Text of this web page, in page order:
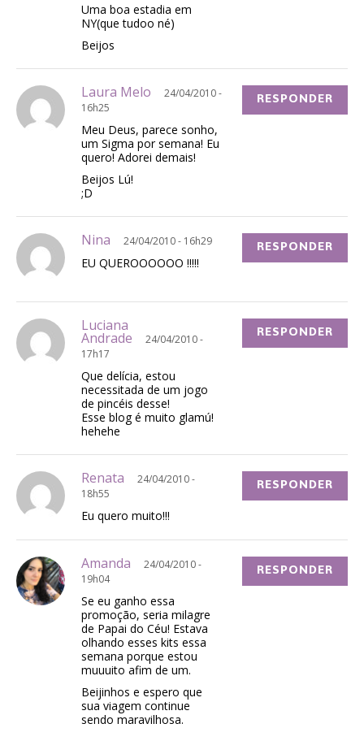
Uma boa estadia em
NY(que tudoo né)
Beijos
Laura Melo
24/04/2010 -
16h25
Meu Deus, parece sonho,
um Sigma por semana! Eu
quero! Adorei demais!
Beijos Lú!
;D
RESPONDER
Nina 24/04/2010 - 16h29
EU QUEROOOOOO !!!!!
RESPONDER
Luciana
Andrade
24/04/2010 -
17h17
Que delícia, estou
necessitada de um jogo
de pincéis desse!
Esse blog é muito glamú!
hehehe
RESPONDER
Renata
24/04/2010 -
18h55
Eu quero muito!!!
RESPONDER
Amanda
24/04/2010 -
19h04
Se eu ganho essa
promoção, seria milagre
de Papai do Céu! Estava
olhando esses kits essa
semana porque estou
muuuito afim de um.
Beijinhos e espero que
sua viagem continue
sendo maravilhosa.
RESPONDER